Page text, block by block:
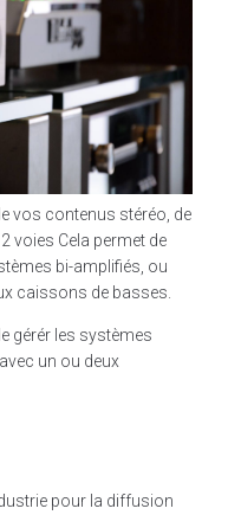
vos contenus stéréo, de
voies Cela permet de
bi-amplifiés, ou
caissons de basses.
gérér les systèmes
un ou deux
pour la diffusion